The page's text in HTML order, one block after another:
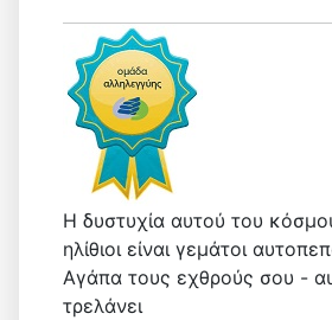
Η δυστυχία αυτού του κόσμου
ηλίθιοι είναι γεμάτοι
Αγάπα τους εχθρούς σου -
τρελάνει